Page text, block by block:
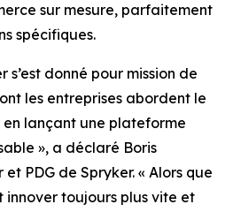
sur mesure, parfaitement
spécifiques.
s’est donné pour mission de
les entreprises abordent le
lançant une plateforme
», a déclaré Boris
PDG de Spryker. « Alors que
innover toujours plus vite et